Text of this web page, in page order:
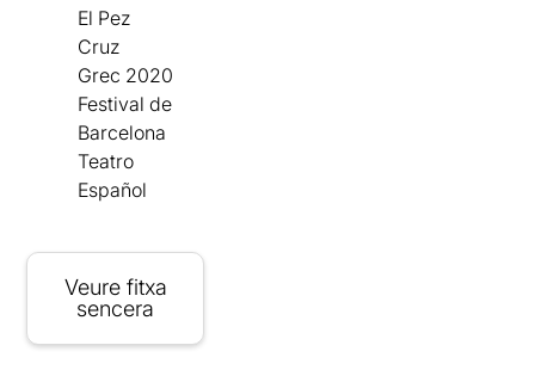
El Pez
Cruz
Grec 2020
Festival de
Barcelona
Teatro
Español
Veure fitxa
sencera